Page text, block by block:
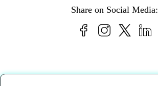
Share on Social Media: